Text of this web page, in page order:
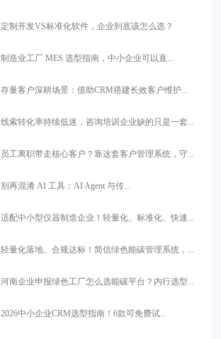
定制开发VS标准化软件，企业到底该怎么选？
制造业工厂 MES 选型指南，中小企业可以直...
存量客户深耕场景：借助CRM搭建长效客户维护...
线索转化率持续低迷，咨询培训企业缺的只是一套...
员工离职带走核心客户？靠这套客户管理系统，守...
别再混淆 AI 工具：AI Agent 与传...
适配中小型仪器制造企业！轻量化、标准化、快速...
轻量化落地、合规达标！简信绿色能碳管理系统，...
河南企业申报绿色工厂怎么选能碳平台？内行选型...
2026中小企业CRM选型指南！6款可免费试...